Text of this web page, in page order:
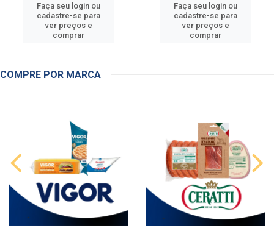
Faça seu login ou
cadastre-se para
ver preços e
comprar
Faça seu login ou
cadastre-se para
ver preços e
comprar
COMPRE POR MARCA